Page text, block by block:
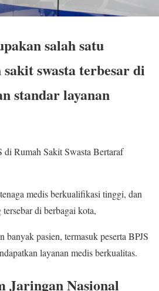
salah satu
swasta terbesar di
standar layanan
di Rumah Sakit Swasta Bertaraf
medis berkualifikasi tinggi, dan
di berbagai kota,
pasien, termasuk peserta BPJS
layanan medis berkualitas.
Jaringan Nasional